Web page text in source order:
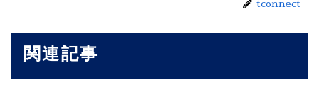
tconnect
関連記事